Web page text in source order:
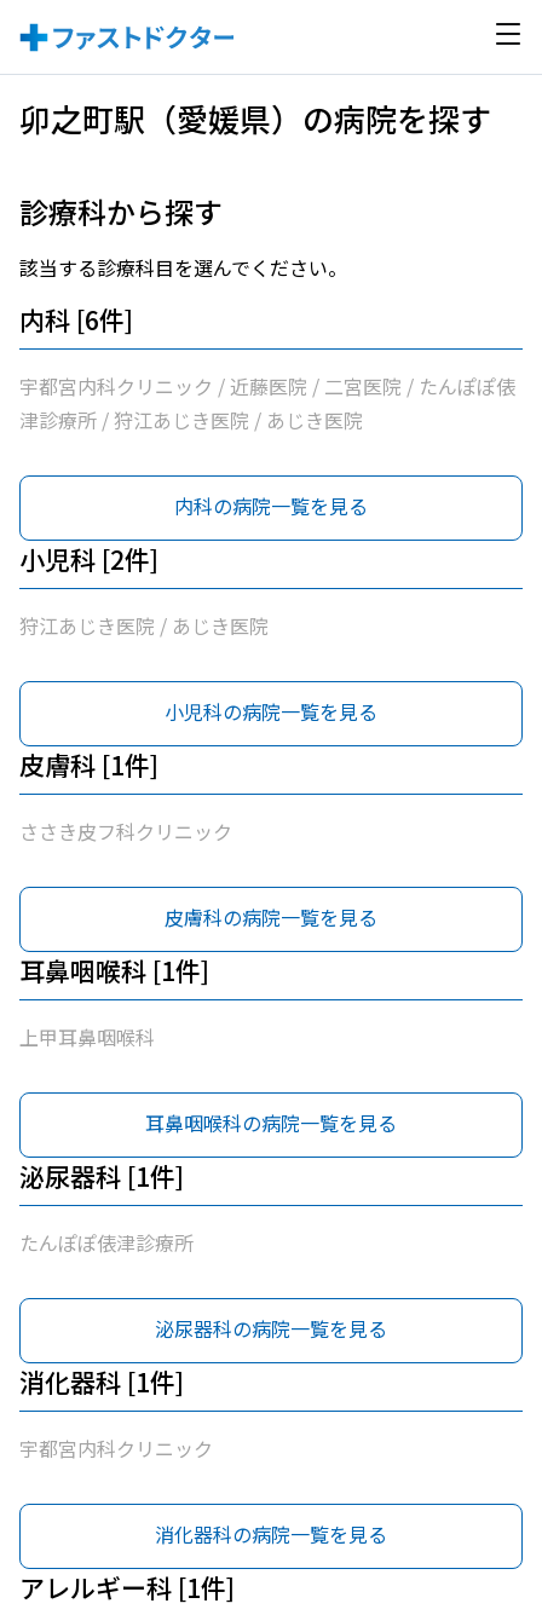
卯之町駅（愛媛県）の病院を探す
診療科から探す
該当する診療科目を選んでください。
内科 [6件]
宇都宮内科クリニック / 近藤医院 / 二宮医院 / たんぽぽ俵
津診療所 / 狩江あじき医院 / あじき医院
内科の病院一覧を見る
小児科 [2件]
狩江あじき医院 / あじき医院
小児科の病院一覧を見る
皮膚科 [1件]
ささき皮フ科クリニック
皮膚科の病院一覧を見る
耳鼻咽喉科 [1件]
上甲耳鼻咽喉科
耳鼻咽喉科の病院一覧を見る
泌尿器科 [1件]
たんぽぽ俵津診療所
泌尿器科の病院一覧を見る
消化器科 [1件]
宇都宮内科クリニック
消化器科の病院一覧を見る
アレルギー科 [1件]